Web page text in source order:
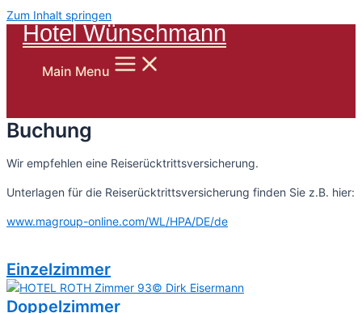
Zum Inhalt springen
Hotel Wünschmann
Main Menu
Buchung
Wir empfehlen eine Reiserücktrittsversicherung.
Unterlagen für die Reiserücktrittsversicherung finden Sie z.B. hier:
www.magroup-online.com/WL/HPA/DE/de
Einzelzimmer
Doppelzimmer